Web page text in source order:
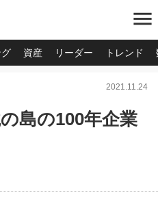
menu
資産 リーダー トレンド
2021.11.24
島の100年企業